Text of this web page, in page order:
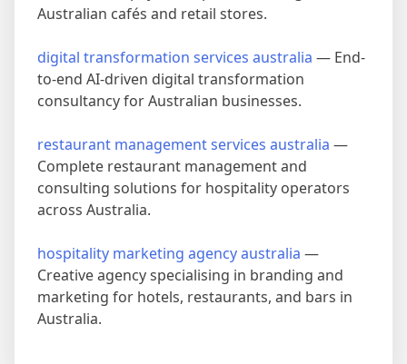
Australian cafés and retail stores.
digital transformation services australia — End-
to-end AI-driven digital transformation
consultancy for Australian businesses.
restaurant management services australia —
Complete restaurant management and
consulting solutions for hospitality operators
across Australia.
hospitality marketing agency australia —
Creative agency specialising in branding and
marketing for hotels, restaurants, and bars in
Australia.